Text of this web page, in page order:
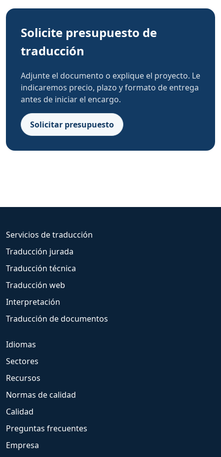
Solicite presupuesto de
traducción
Adjunte el documento o explique el proyecto. Le
indicaremos precio, plazo y formato de entrega
antes de iniciar el encargo.
Solicitar presupuesto
Servicios de traducción
Traducción jurada
Traducción técnica
Traducción web
Interpretación
Traducción de documentos
Idiomas
Sectores
Recursos
Normas de calidad
Calidad
Preguntas frecuentes
Empresa